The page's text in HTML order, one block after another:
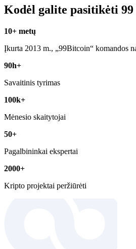
Kodėl galite pasitikėti
10+ metų
Įkurta 2013 m., „99Bitcoin“ komandos
90h+
Savaitinis tyrimas
100k+
Mėnesio skaitytojai
50+
Pagalbininkai ekspertai
2000+
Kripto projektai peržiūrėti